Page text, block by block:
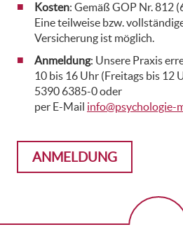
Kosten: Gemäß GOP Nr. 812
Eine teilweise bzw.
Versicherung ist möglich.
Anmeldung: Unsere Praxis
10 bis 16 Uhr (Freitags bis 12
5390 6385-0 oder
per E-Mail info@psychologie-
ANMELDUNG